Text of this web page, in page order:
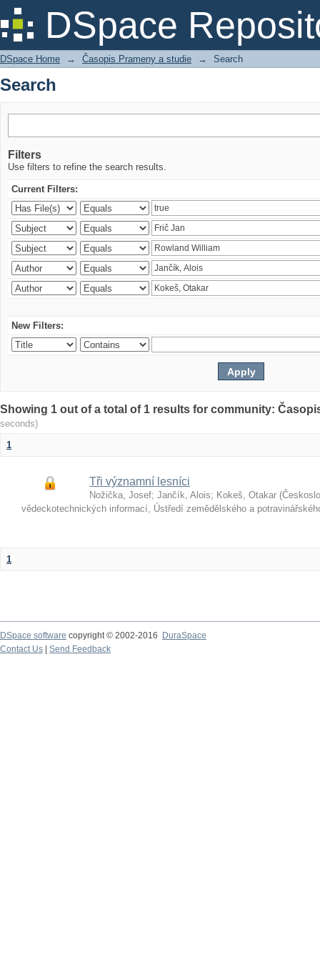
DSpace
Search
DSpace Home → Časopis Prameny a studie → Search
Search
Filters
Use filters to refine the search results.
Current Filters:
New Filters:
Showing 1 out of a total of 1 results for community:
seconds)
1
Tři významní lesníci
Nožička, Josef; Jančík, Alois; Kokeš, Otakar (
vědeckotechnických informací, Ústředí zemědělského a
1
DSpace software copyright © 2002-2016
DuraSpace
Contact Us
Send Feedback